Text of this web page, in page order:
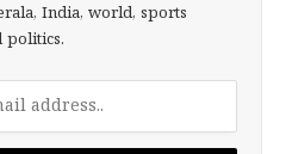
India, world, sports
politics.